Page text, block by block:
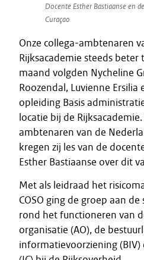
Docente Esther Bastiaanse en
Curaçao
Onze collega-ambtenaren
Rijksacademie steeds
maand volgden Nycheline
Roozendal, Luvienne Ersilia
opleiding Basis
locatie bij de
ambtenaren van de
kregen zij les van de
Esther Bastiaanse over dit
Met als leidraad het
COSO ging de groep aan
rond het functioneren van
organisatie (AO), de
informatievoorziening